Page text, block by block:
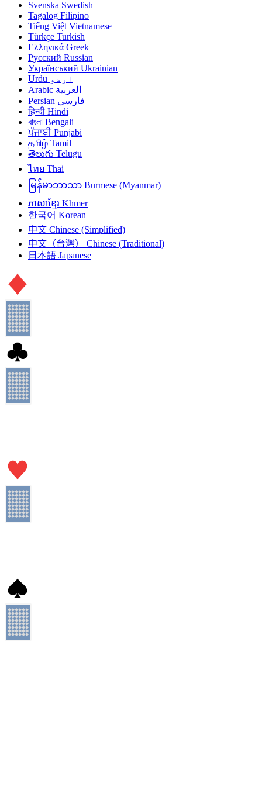
Svenska Swedish
Tagalog Filipino
Tiếng Việt Vietnamese
Türkçe Turkish
Ελληνικά Greek
Русский Russian
Український Ukrainian
اردو Urdu
العربية Arabic
فارسی Persian
हिन्दी Hindi
বাংলা Bengali
ਪੰਜਾਬੀ Punjabi
தமிழ் Tamil
తెలుగు Telugu
ไทย Thai
မြန်မာဘာသာ Burmese (Myanmar)
ភាសាខ្មែរ Khmer
한국어 Korean
中文 Chinese (Simplified)
中文（台灣）
Chinese (Traditional)
日本語 Japanese